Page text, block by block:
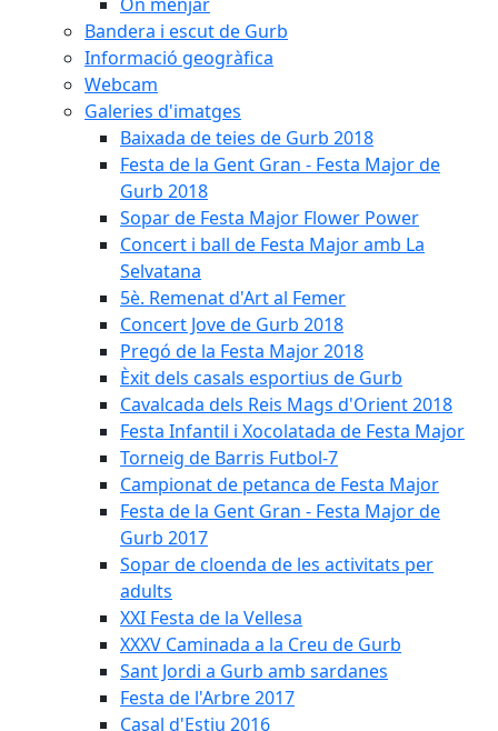
Bandera i escut de Gurb
Informació geogràfica
Webcam
Galeries d'imatges
Baixada de teies de Gurb 2018
Festa de la Gent Gran - Festa Major de
Gurb 2018
Sopar de Festa Major Flower Power
Concert i ball de Festa Major amb La
Selvatana
5è. Remenat d'Art al Femer
Concert Jove de Gurb 2018
Pregó de la Festa Major 2018
Èxit dels casals esportius de Gurb
Cavalcada dels Reis Mags d'Orient 2018
Festa Infantil i Xocolatada de Festa Major
Torneig de Barris Futbol-7
Campionat de petanca de Festa Major
Festa de la Gent Gran - Festa Major de
Gurb 2017
Sopar de cloenda de les activitats per
adults
XXI Festa de la Vellesa
XXXV Caminada a la Creu de Gurb
Sant Jordi a Gurb amb sardanes
Festa de l'Arbre 2017
Casal d'Estiu 2016